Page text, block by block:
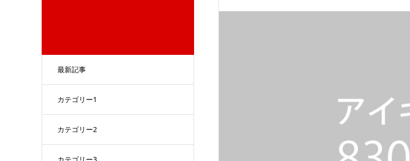
最新記事
カテゴリー1
カテゴリー2